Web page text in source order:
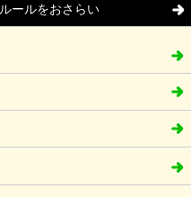
ールをおさらい